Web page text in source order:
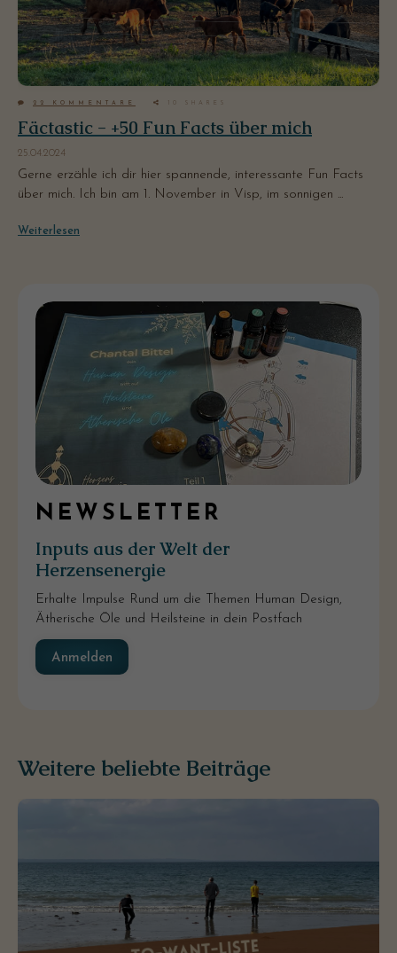
22 KOMMENTARE 10 SHARES
Fäctastic - +50 Fun Facts über mich
25.04.2024
Gerne erzähle ich dir hier spannende, interessante Fun Facts
über mich. Ich bin am 1. November in Visp, im sonnigen ...
Weiterlesen
NEWSLETTER
Inputs aus der Welt der
Herzensenergie
Erhalte Impulse Rund um die Themen Human Design,
Ätherische Öle und Heilsteine in dein Postfach
Anmelden
Weitere beliebte Beiträge